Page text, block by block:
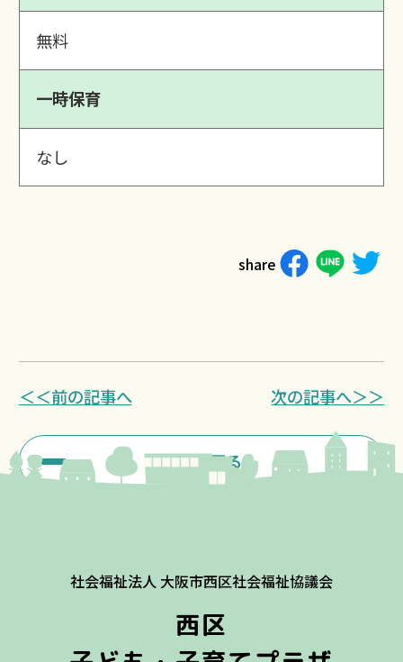
無料
一時保育
なし
share
＜＜前の記事へ
一覧に戻る
次の記事へ＞＞
社会福祉法人 大阪市西区社会福祉協議会
西区